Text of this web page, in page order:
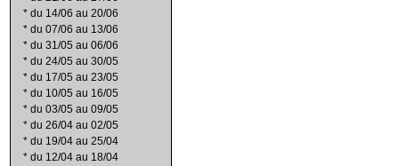
* du 14/06 au 20/06
* du 07/06 au 13/06
* du 31/05 au 06/06
* du 24/05 au 30/05
* du 17/05 au 23/05
* du 10/05 au 16/05
* du 03/05 au 09/05
* du 26/04 au 02/05
* du 19/04 au 25/04
* du 12/04 au 18/04